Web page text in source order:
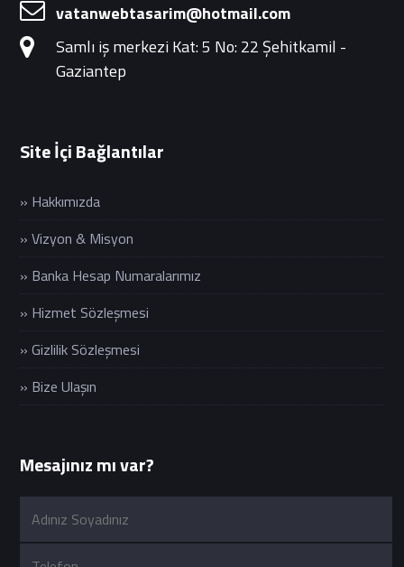
vatanwebtasarim@hotmail.com
Samlı iş merkezi Kat: 5 No: 22 Şehitkamil -
Gaziantep
Site İçi Bağlantılar
» Hakkımızda
» Vizyon & Misyon
» Banka Hesap Numaralarımız
» Hizmet Sözleşmesi
» Gizlilik Sözleşmesi
» Bize Ulaşın
Mesajınız mı var?